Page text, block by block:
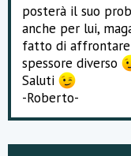
posterà il suo
anche per lui,
fatto di affrontare
spessore diverso
Saluti
-Roberto-